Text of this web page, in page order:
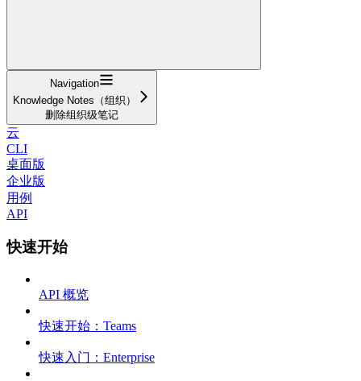
Navigation
Knowledge Notes（组织）
删除组织级笔记
云
CLI
桌面版
企业版
用例
API
快速开始
API 概览
快速开始：Teams
快速入门：Enterprise